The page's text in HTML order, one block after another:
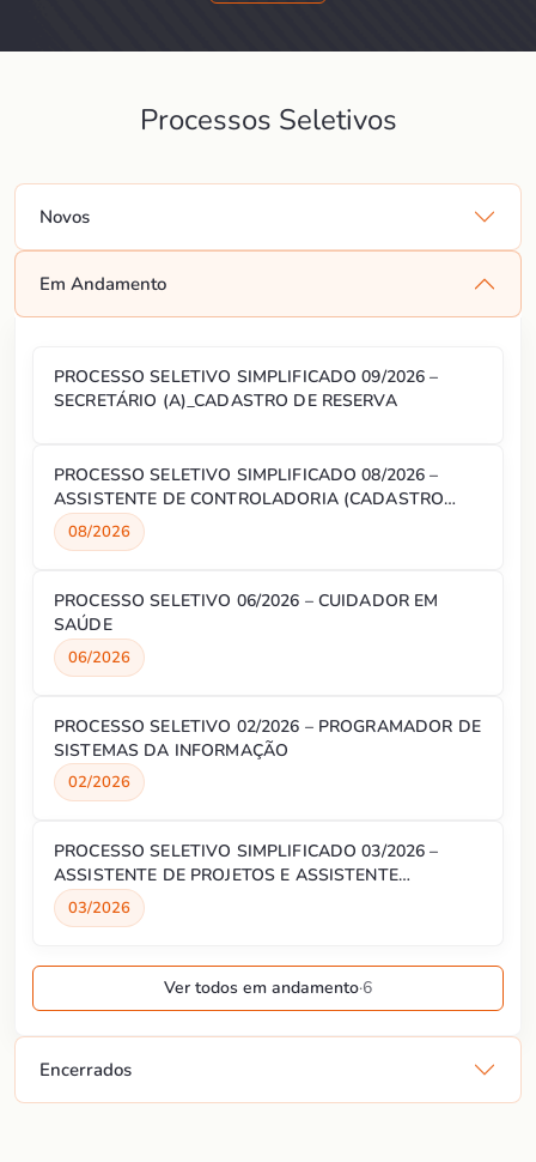
Processos Seletivos
Novos
Em Andamento
PROCESSO SELETIVO SIMPLIFICADO 09/2026 –
SECRETÁRIO (A)_CADASTRO DE RESERVA
PROCESSO SELETIVO SIMPLIFICADO 08/2026 –
ASSISTENTE DE CONTROLADORIA (CADASTRO
RESERVA)
08/2026
PROCESSO SELETIVO 06/2026 – CUIDADOR EM
SAÚDE
06/2026
PROCESSO SELETIVO 02/2026 – PROGRAMADOR DE
SISTEMAS DA INFORMAÇÃO
02/2026
PROCESSO SELETIVO SIMPLIFICADO 03/2026 –
ASSISTENTE DE PROJETOS E ASSISTENTE
ADMINISTRATIVO
03/2026
Ver todos em andamento·6
Encerrados